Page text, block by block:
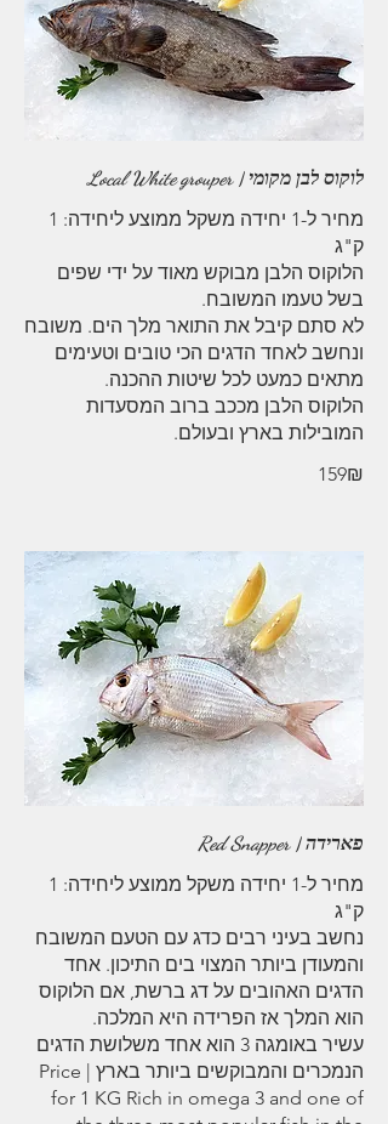
לוקוס לבן מקומי | Local White grouper
מחיר ל-1 יחידה משקל ממוצע ליחידה: 1
הלוקוס הלבן מבוקש מאוד על ידי שפים
לא סתם קיבל את התואר מלך הים. משובח
ונחשב לאחד הדגים הכי טובים וטעימים
הלוקוס הלבן מככב ברוב המסעדות
המובילות בארץ ובעולם.
‏159 ‏₪
פארידה | Red Snapper
מחיר ל-1 יחידה משקל ממוצע ליחידה: 1
נחשב בעיני רבים כדג עם הטעם המשובח
והמעודן ביותר המצוי בים התיכון. אחד
הדגים האהובים על דג ברשת, אם הלוקוס
עשיר באומגה 3 הוא אחד משלושת הדגים
הנמכרים והמבוקשים ביותר בארץ | Price
for 1 KG Rich in omega 3 and one of